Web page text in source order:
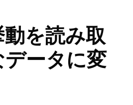
を読み取
ータに変